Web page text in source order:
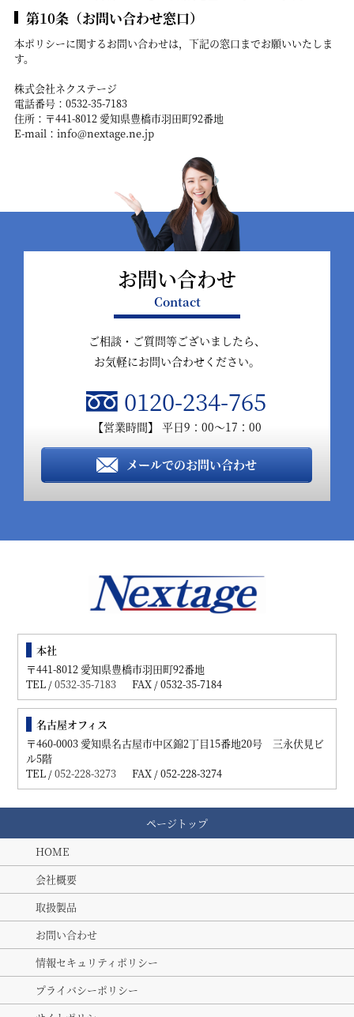
第10条（お問い合わせ窓口）
本ポリシーに関するお問い合わせは，下記の窓口までお願いいたしま
す。
株式会社ネクステージ
電話番号：0532-35-7183
住所：〒441-8012 愛知県豊橋市羽田町92番地
E-mail：info@nextage.ne.jp
お問い合わせ
Contact
ご相談・ご質問等ございましたら、
お気軽にお問い合わせください。
0120-234-765
【営業時間】 平日9：00～17：00
メールでのお問い合わせ
本社
〒441-8012 愛知県豊橋市羽田町92番地
TEL /0532-35-7183 FAX / 0532-35-7184
名古屋オフィス
〒460-0003 愛知県名古屋市中区錦2丁目15番地20号 三永伏見ビ
ル5階
TEL /052-228-3273 FAX / 052-228-3274
ページトップ
HOME
会社概要
取扱製品
お問い合わせ
情報セキュリティポリシー
プライバシーポリシー